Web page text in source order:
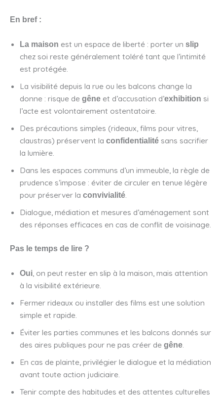
En bref :
La maison est un espace de liberté : porter un slip
chez soi reste généralement toléré tant que l’intimité
est protégée.
La visibilité depuis la rue ou les balcons change la
donne : risque de gêne et d’accusation d’exhibition si
l’acte est volontairement ostentatoire.
Des précautions simples (rideaux, films pour vitres,
claustras) préservent la confidentialité sans sacrifier
la lumière.
Dans les espaces communs d’un immeuble, la règle de
prudence s’impose : éviter de circuler en tenue légère
pour préserver la convivialité
Dialogue, médiation et mesures d’aménagement sont
des réponses efficaces en cas de conflit de voisinage.
Pas le temps de lire ?
Oui , on peut rester en slip à la maison, mais attention
à la visibilité extérieure.
Fermer rideaux ou installer des films est une solution
simple et rapide.
Éviter les parties communes et les balcons donnés sur
des aires publiques pour ne pas créer de gêne
En cas de plainte, privilégier le dialogue et la médiation
avant toute action judiciaire.
Tenir compte des habitudes et des attentes culturelles